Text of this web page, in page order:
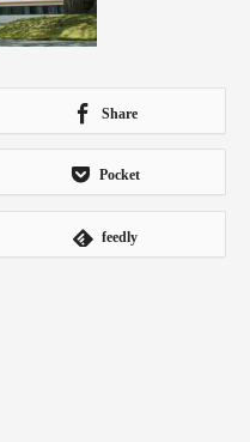
Share
Pocket
feedly